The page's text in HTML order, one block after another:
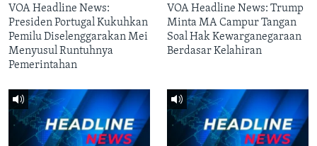
VOA Headline News:
Presiden Portugal Kukuhkan
Pemilu Diselenggarakan Mei
Menyusul Runtuhnya
Pemerintahan
VOA Headline News: Trump
Minta MA Campur Tangan
Soal Hak Kewarganegaraan
Berdasar Kelahiran